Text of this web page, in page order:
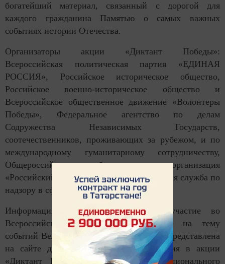
богатейший материал, связанный с дорогой для
каждого гражданина Памятью о самых важных
событиях истории Отечества.
Организаторы акции «Диктант Победы»:
Всероссийская политическая партия «ЕДИНАЯ
РОССИЯ», Российское историческое общество,
Российское военно-историческое общество и
Всероссийское общественное движение «Волонтеры
Победы», Федеральное агентство по делам
Содружества Независимых Государств,
соотечественников, проживающих за рубежом, и по
международному гуманитарному сотрудничеству,
Общероссийская общественная организация
«Российский союз ветеранов», Федеральная служба по
надзору в сфере образования и науки.
Информация о том, как принять участие во
Всероссийском историческом диктанте на тему
событий Великой отечественной войны, представлена
на сайте диктантпобеды.рф. Для участия в акции
«Диктант Победы» на площадках Национального